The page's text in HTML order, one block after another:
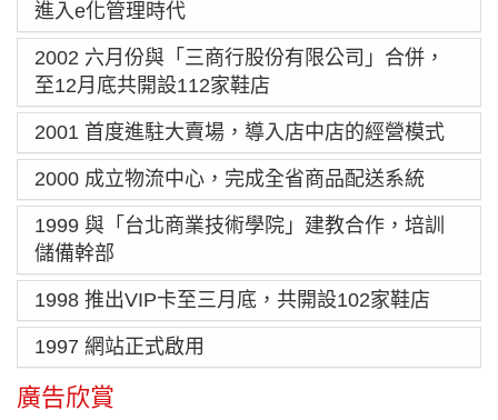
進入e化管理時代
2002 六月份與「三商行股份有限公司」合併，
至12月底共開設112家鞋店
2001 首度進駐大賣場，導入店中店的經營模式
2000 成立物流中心，完成全省商品配送系統
1999 與「台北商業技術學院」建教合作，培訓
儲備幹部
1998 推出VIP卡至三月底，共開設102家鞋店
1997 網站正式啟用
廣告欣賞